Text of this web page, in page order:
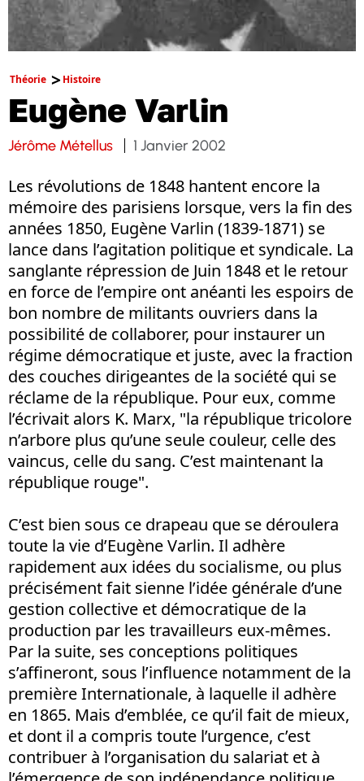
Théorie Histoire
Eugène Varlin
Jérôme Métellus 1 Janvier 2002
Les révolutions de 1848 hantent encore la
mémoire des parisiens lorsque, vers la fin des
années 1850, Eugène Varlin (1839-1871) se
lance dans l’agitation politique et syndicale. La
sanglante répression de Juin 1848 et le retour
en force de l’empire ont anéanti les espoirs de
bon nombre de militants ouvriers dans la
possibilité de collaborer, pour instaurer un
régime démocratique et juste, avec la fraction
des couches dirigeantes de la société qui se
réclame de la république. Pour eux, comme
l’écrivait alors K. Marx, "la république tricolore
n’arbore plus qu’une seule couleur, celle des
vaincus, celle du sang. C’est maintenant la
république rouge".
C’est bien sous ce drapeau que se déroulera
toute la vie d’Eugène Varlin. Il adhère
rapidement aux idées du socialisme, ou plus
précisément fait sienne l’idée générale d’une
gestion collective et démocratique de la
production par les travailleurs eux-mêmes.
Par la suite, ses conceptions politiques
s’affineront, sous l’influence notamment de la
première Internationale, à laquelle il adhère
en 1865. Mais d’emblée, ce qu’il fait de mieux,
et dont il a compris toute l’urgence, c’est
contribuer à l’organisation du salariat et à